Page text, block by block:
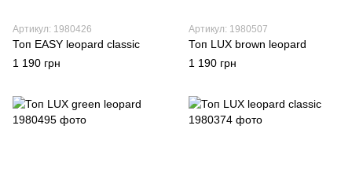
Артикул: 1980426
Топ EASY leopard classic
1 190 грн
Артикул: 1980507
Топ LUX brown leopard
1 190 грн